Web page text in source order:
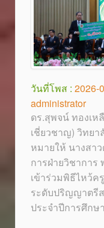
วันที่โพส : 2026-
administrator
ดร.สุพจน์ ทองเห
เชี่ยวชาญ) วิทยา
หมายให้ นางสา
การฝ่ายวิชากา
เข้าร่วมพิธีไหว้
ระดับปริญญาตรี
ประจำปีการศึก